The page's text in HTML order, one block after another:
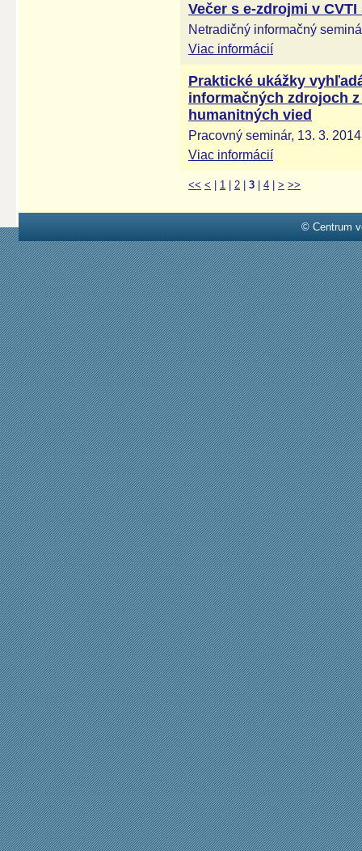
Večer s e-zdrojmi v CVTI
Netradičný informačný
Viac informácií
Praktické ukážky
informačných zdrojoch
humanitných vied
Pracovný seminár, 13. 3. 2014
Viac informácií
<< < 1 2 3 4 > >>
© Centrum